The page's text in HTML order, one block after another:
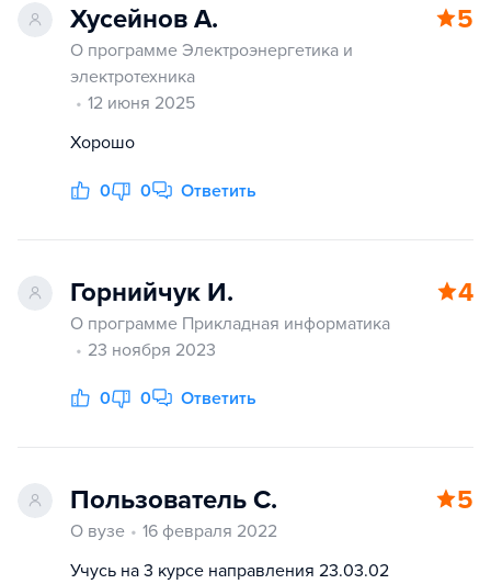
Хусейнов А. 5
О программе Электроэнергетика и
электротехника
12 июня 2025
Хорошо
0 0 Ответить
Горнийчук И. 4
О программе Прикладная информатика
23 ноября 2023
0 0 Ответить
Пользователь С. 5
О вузе
16 февраля 2022
Учусь на 3 курсе направления 23.03.02